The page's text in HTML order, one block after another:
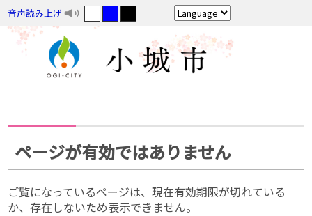
音声読み上げ
ページが有効ではありません
ご覧になっているページは、現在有効期限が切れている
か、存在しないため表示できません。